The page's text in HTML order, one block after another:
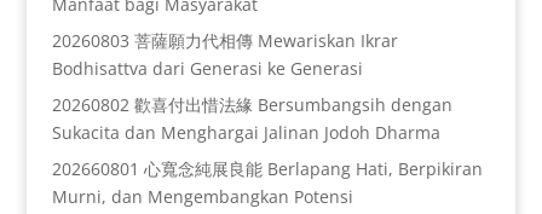
20260803 菩薩願力代相傳 Mewariskan Ikrar
Bodhisattva dari Generasi ke Generasi
20260802 歡喜付出惜法緣 Bersumbangsih dengan
Sukacita dan Menghargai Jalinan Jodoh Dharma
202660801 心寬念純展良能 Berlapang Hati, Berpikiran
Murni, dan Mengembangkan Potensi